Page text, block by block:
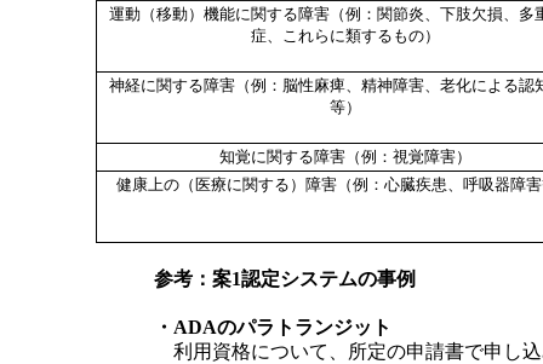
運動（移動）機能に関する障害（例：関節炎、下肢欠損、多
症、これらに類するもの）
神経に関する障害（例：脳性麻痺、精神障害、老化による認
等）
知覚に関する障害（例：視覚障害）
健康上の（医療に関する）障害（例：心臓疾患、呼吸器障
参考：案1認定システムの事例
・ADAのパラトランジット
利用資格について、所定の申請書で申し